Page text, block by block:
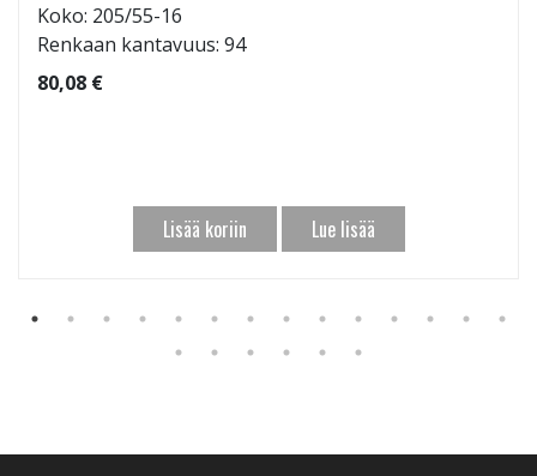
Koko: 205/55-16
Renkaan kantavuus: 94
80,08 €
Lisää koriin Lue lisää